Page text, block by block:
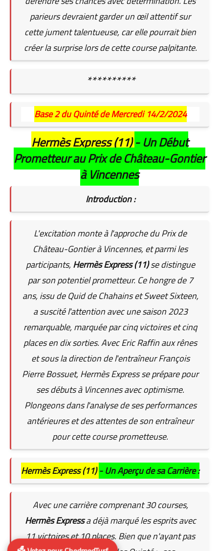
parieurs devraient garder un œil attentif sur
cette jument talentueuse, car elle pourrait bien
créer la surprise lors de cette course palpitante.
**********
Base 2 du Quinté de Mercredi 14/2/2024
Hermès Express (11)- Un Début
Prometteur au Prix de Château-Gontier
à Vincennes
Introduction :
L'excitation monte à l'approche du Prix de
Château-Gontier à Vincennes, et parmi les
participants,Hermès Express (11)se distingue
par son potentiel prometteur. Ce hongre de 7
ans, issu de Quid de Chahains et Sweet Sixteen,
a suscité l'attention avec une saison 2023
remarquable, marquée par cinq victoires et cinq
places en dix sorties. Avec Eric Raffin aux rênes
et sous la direction de l'entraîneur François
Pierre Bossuet, Hermès Express se prépare pour
ses débuts à Vincennes avec optimisme.
Plongeons dans l'analyse de ses performances
antérieures et des attentes de son entraîneur
pour cette course prometteuse.
Hermès Express (11)- Un Aperçu de sa Carrière :
Avec une carrière comprenant 30 courses,
Hermès Expressa déjà marqué les esprits avec
11 victoires et 10 places. Bien que n'ayant pas